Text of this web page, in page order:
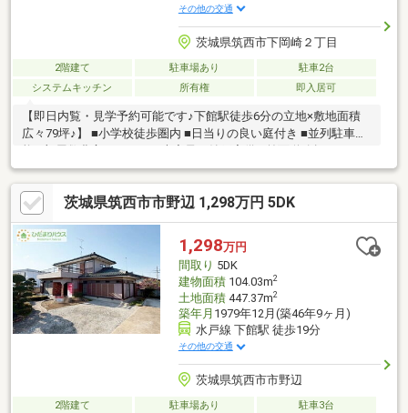
その他の交通
茨城県筑西市下岡崎２丁目
2階建て 駐車場あり
駐車2台
システムキッチン
所有権 即入居可
【即日内覧・見学予約可能です♪下館駅徒歩6分の立地×敷地面積
広々79坪♪】 ■小学校徒歩圏内 ■日当りの良い庭付き ■並列駐車可
茨城県筑西市市野辺 1,298万円 5DK
1,298万円
間取り 5DK
建物面積104.03m2
土地面積447.37m2
築年月 1979年12月(築46年9ヶ月)
水戸線 下館駅 徒歩19分
その他の交通
茨城県筑西市市野辺
2階建て 駐車場あり
駐車3台